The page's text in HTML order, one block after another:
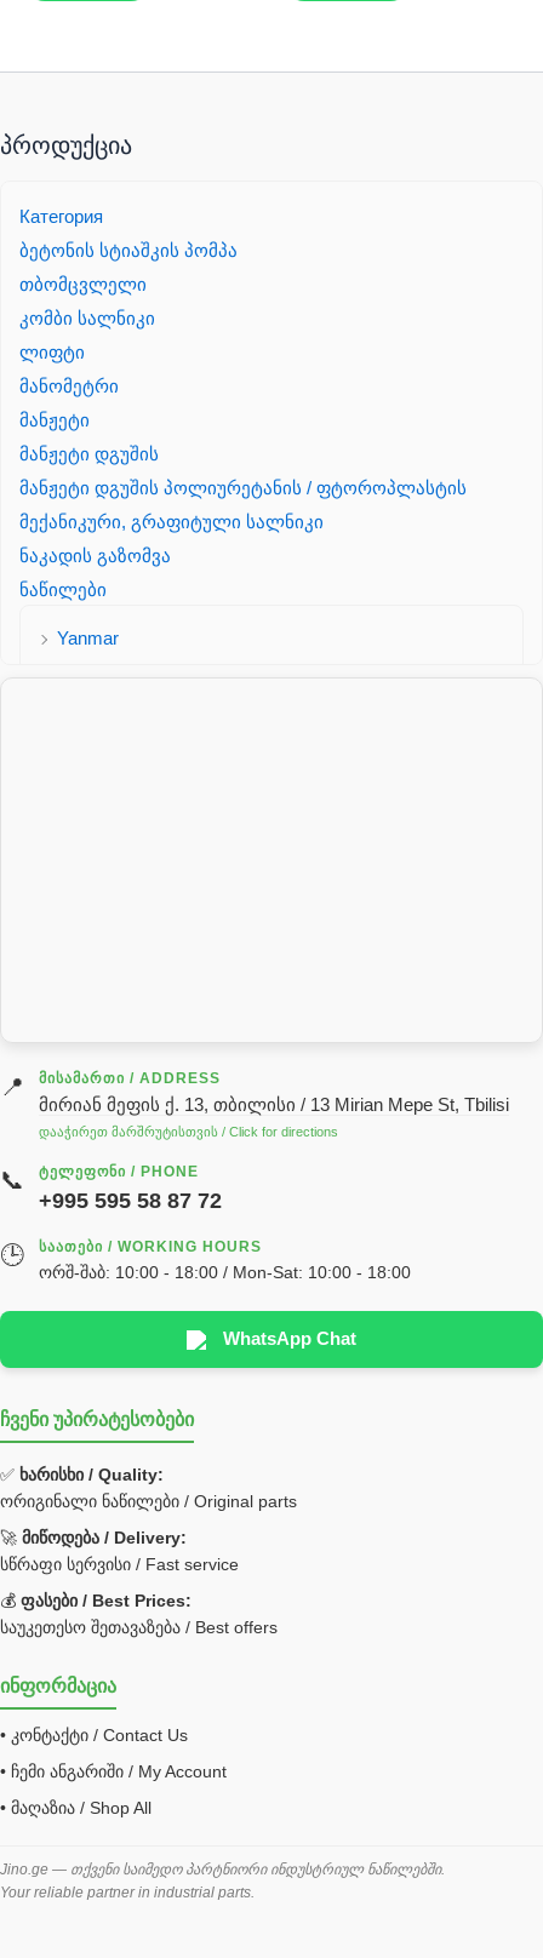
პროდუქცია
Категория
ბეტონის სტიაშკის პომპა
თბომცვლელი
კომბი სალნიკი
ლიფტი
მანომეტრი
მანჟეტი
მანჟეტი დგუშის
მანჟეტი დგუშის პოლიურეტანის / ფტოროპლასტის
მექანიკური, გრაფიტული სალნიკი
ნაკადის გაზომვა
ნაწილები
Yanmar
გადაცემათა კოლოფის ზეთი( კარობკის ზეთი)
ძრავის ზეთი
ჰიდრავლიკის ზეთი
реек
სხადასხვა
Hyva
უჟანგავი ფოლადი
Bobcat ფილტრი
Caterpillar ფილტრი
JCB ფილტრი
ქვაბი გათბობა მილები
შემაერთებელი / გადამყვანი UNF ORFS
შემაერთებელი BSPP /გადამყვანი
შესაფუთი მანქანა ვაკუმით
შლანგი
საწვავის შლანგი
📍 ᲛᲘᲡᲐᲛᲐᲠᲗᲘ / ADDRESS
მირიან მეფის ქ. 13, თბილისი / 13 Mirian Mepe St, Tbilisi
დააჭირეთ მარშრუტისთვის / Click for directions
📞 ᲢᲔᲚᲔᲤᲝᲜᲘ / PHONE
+995 595 58 87 72
🕒 ᲡᲐᲐᲗᲔᲑᲘ / WORKING HOURS
ორშ-შაბ: 10:00 - 18:00 / Mon-Sat: 10:00 - 18:00
WhatsApp Chat
ჩვენი უპირატესობები
✅ ხარისხი / Quality:
ორიგინალი ნაწილები / Original parts
🚀 მიწოდება / Delivery:
სწრაფი სერვისი / Fast service
💰 ფასები / Best Prices:
საუკეთესო შეთავაზება / Best offers
ინფორმაცია
• კონტაქტი / Contact Us
• ჩემი ანგარიში / My Account
• მაღაზია / Shop All
Jino.ge — თქვენი საიმედო პარტნიორი ინდუსტრიულ ნაწილებში.
Your reliable partner in industrial parts.